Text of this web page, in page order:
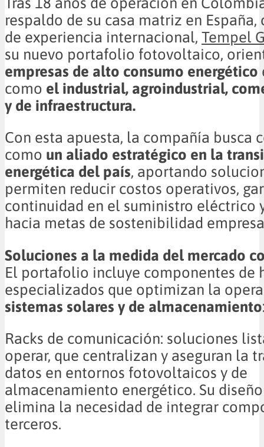
respaldo de su casa matriz en España,
de experiencia internacional, Tempel
su nuevo portafolio fotovoltaico,
empresas de alto consumo energético
como el industrial, agroindustrial,
y de infraestructura.
Con esta apuesta, la compañía busca
como un aliado estratégico en la
energética del país, aportando
permiten reducir costos operativos,
continuidad en el suministro eléctrico
hacia metas de sostenibilidad
Soluciones a la medida del mercado
El portafolio incluye componentes de
especializados que optimizan la
sistemas solares y de almacenamiento
Racks de comunicación: soluciones
operar, que centralizan y aseguran la
datos en entornos fotovoltaicos y de
almacenamiento energético. Su
elimina la necesidad de integrar
terceros.